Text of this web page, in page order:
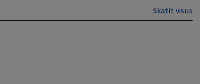
Skatīt visus